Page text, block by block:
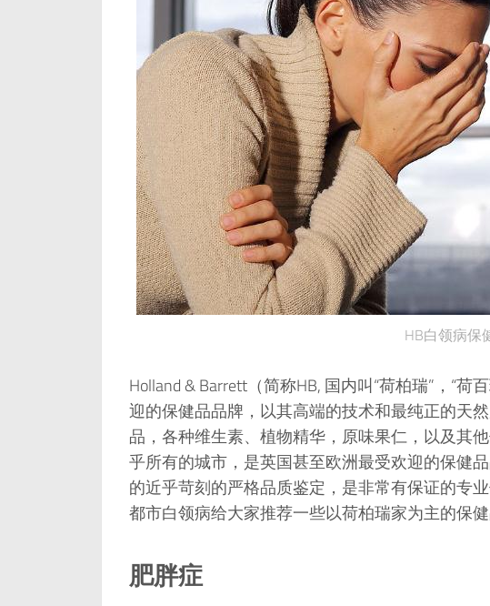
HB白领病保
Holland & Barrett（简称HB, 国内叫“荷柏瑞”，“荷
迎的保健品品牌，以其高端的技术和最纯正的天
品，各种维生素、植物精华，原味果仁，以及其
乎所有的城市，是英国甚至欧洲最受欢迎的保健
的近乎苛刻的严格品质鉴定，是非常有保证的专
都市白领病给大家推荐一些以荷柏瑞家为主的保健
肥胖症